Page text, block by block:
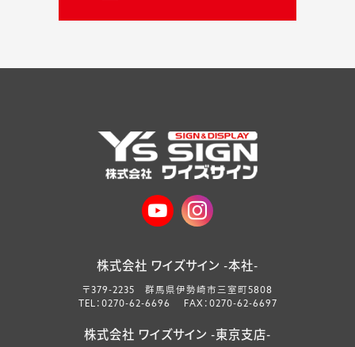
株式会社 ワイズサイン -本社-
〒379-2235 群馬県伊勢崎市三室町5808
TEL：0270-62-6696 FAX：0270-62-6697
株式会社 ワイズサイン -東京支店-